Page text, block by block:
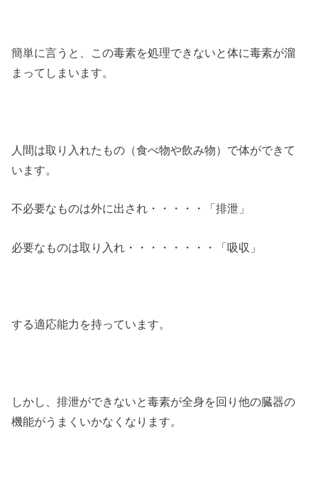
簡単に言うと、この毒素を処理できないと体に毒素が溜
まってしまいます。
人間は取り入れたもの（食べ物や飲み物）で体ができて
います。
不必要なものは外に出され・・・・・「排泄」
必要なものは取り入れ・・・・・・・・「吸収」
する適応能力を持っています。
しかし、排泄ができないと毒素が全身を回り他の臓器の
機能がうまくいかなくなります。